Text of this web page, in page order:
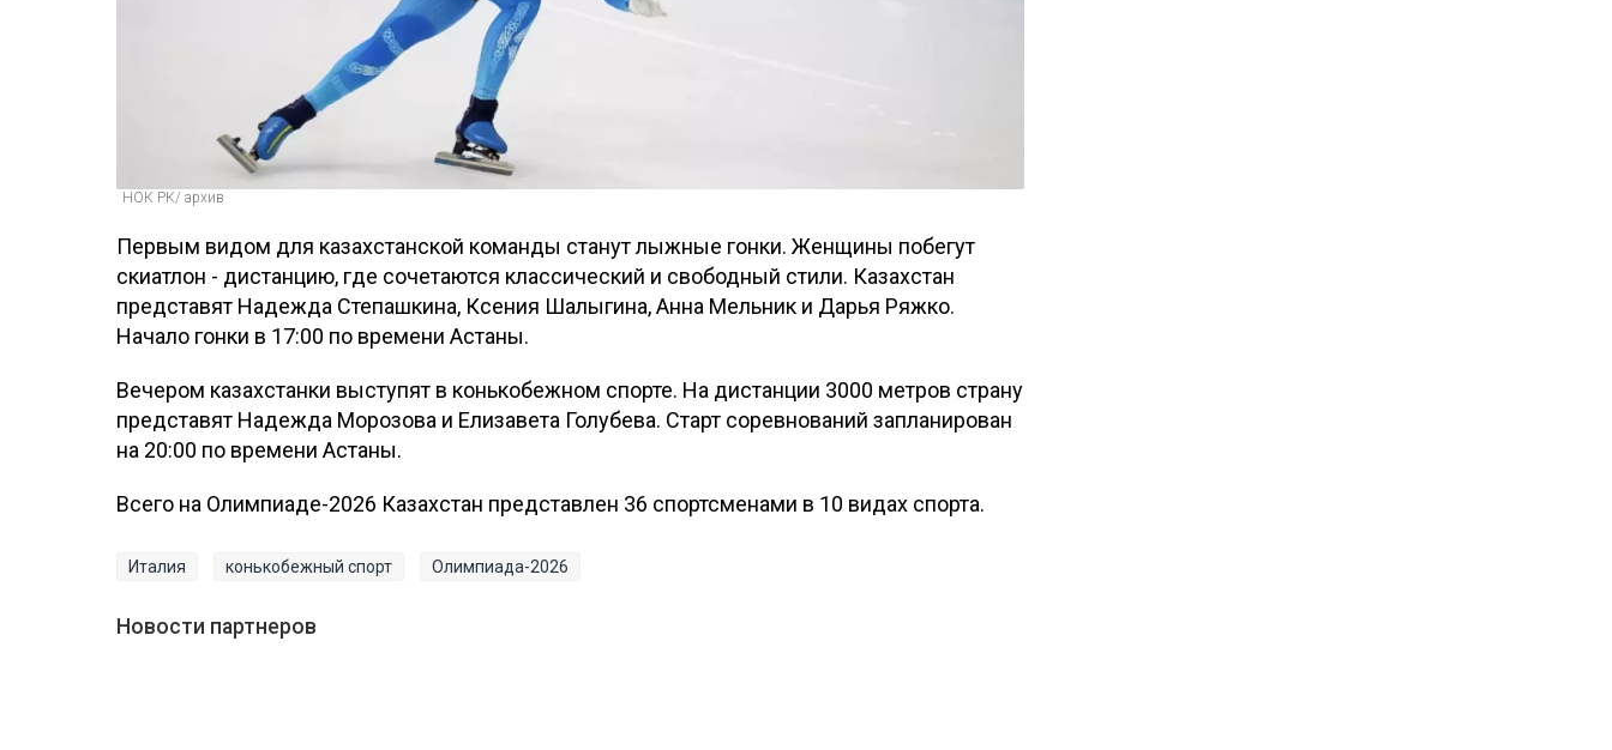
НОК РК/ архив
Первым видом для казахстанской команды станут лыжные гонки. Женщины побегут
скиатлон - дистанцию, где сочетаются классический и свободный стили. Казахстан
представят Надежда Степашкина, Ксения Шалыгина, Анна Мельник и Дарья Ряжко.
Начало гонки в 17:00 по времени Астаны.
Вечером казахстанки выступят в конькобежном спорте. На дистанции 3000 метров страну
представят Надежда Морозова и Елизавета Голубева. Старт соревнований запланирован
на 20:00 по времени Астаны.
Всего на Олимпиаде-2026 Казахстан представлен 36 спортсменами в 10 видах спорта.
Италия конькобежный спорт Олимпиада-2026
Новости партнеров